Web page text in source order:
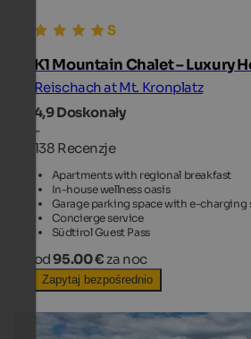
K1 Mountain Chalet – Luxury
Reischach at Mt. Kronplatz
4,9Doskonały
-
138 Recenzje
Apartments with regional breakfast
In-house wellness oasis
Garage parking space with e-charging
Concierge service
Südtirol Guest Pass
od95.00 € za noc
Zapytaj bezpośrednio